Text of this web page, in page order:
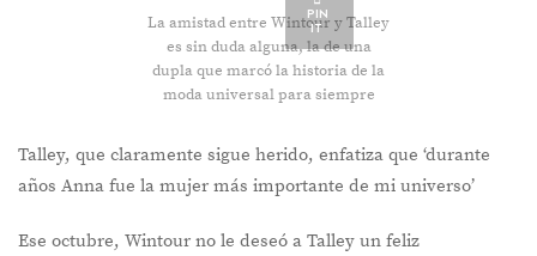
PIN
IT
La amistad entre Wintour y Talley
es sin duda alguna, la de una
dupla que marcó la historia de la
moda universal para siempre
Talley, que claramente sigue herido, enfatiza que ‘durante
años Anna fue la mujer más importante de mi universo’
Ese octubre, Wintour no le deseó a Talley un feliz